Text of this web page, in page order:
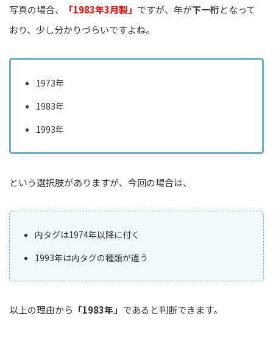
写真の場合、 「1983年3月製」 ですが、年が下一桁となって
おり、少し分かりづらいですよね。
1973年
1983年
1993年
という選択肢がありますが、今回の場合は、
内タグは1974年以降に付く
1993年は内タグの種類が違う
以上の理由から 「1983年」 であると判断できます。